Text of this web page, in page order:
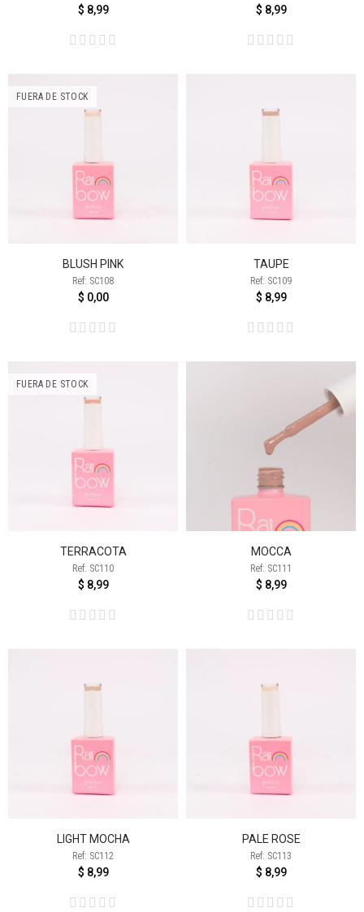
$ 8,99 $ 8,99
FUERA DE STOCK
BLUSH PINK
Ref: SC108
$ 0,00
TAUPE
Ref: SC109
$ 8,99
FUERA DE STOCK
TERRACOTA
Ref: SC110
$ 8,99
MOCCA
Ref: SC111
$ 8,99
LIGHT MOCHA
Ref: SC112
$ 8,99
PALE ROSE
Ref: SC113
$ 8,99